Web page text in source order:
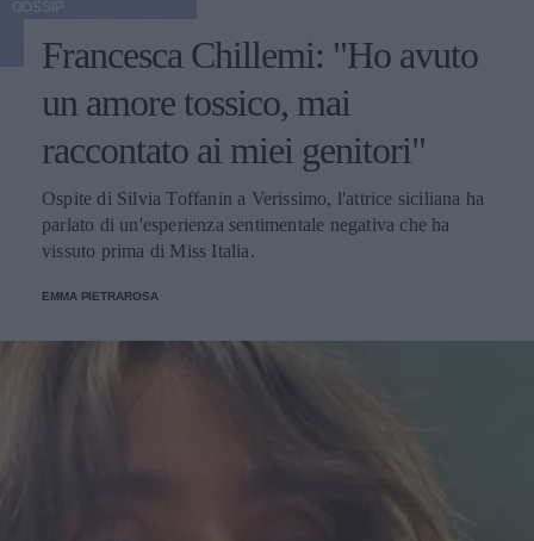
Francesca Chillemi: "Ho avuto
un amore tossico, mai
raccontato ai miei genitori"
Ospite di Silvia Toffanin a Verissimo, l'attrice siciliana ha
parlato di un'esperienza sentimentale negativa che ha
vissuto prima di Miss Italia.
EMMA PIETRAROSA